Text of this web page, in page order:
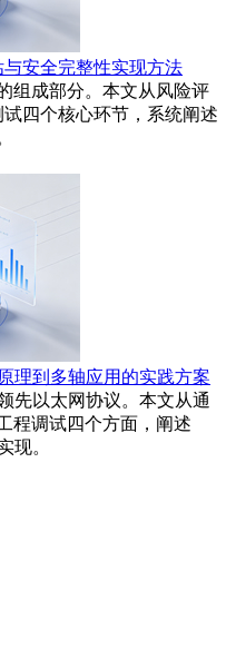
安全完整性实现方法
组成部分。本文从风险评
四个核心环节，系统阐述
理到多轴应用的实践方案
先以太网协议。本文从通
程调试四个方面，阐述
现。